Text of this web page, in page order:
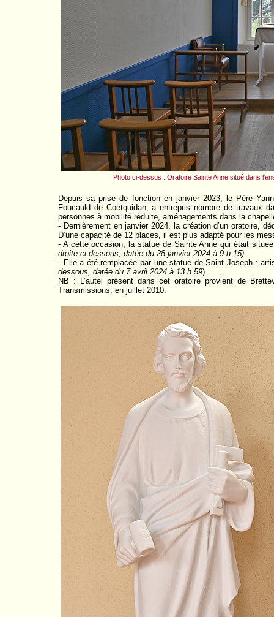
Photo ci-dessus : Oratoire Sainte Anne situé dans
Depuis sa prise de fonction en janvier 2023, le Père
Foucauld de Coëtquidan, a entrepris nombre de travaux
personnes à mobilité réduite, aménagements dans la
- Dernièrement en janvier 2024, la création d’un oratoire,
D’une capacité de 12 places, il est plus adapté pour les
- A cette occasion, la statue de Sainte Anne qui était
droite ci-dessous, datée du 28 janvier 2024 à 9 h 15).
- Elle a été remplacée par une statue de Saint Joseph :
dessous, datée du 7 avril 2024 à 13 h 59).
NB : L’autel présent dans cet oratoire provient de
Transmissions, en juillet 2010.